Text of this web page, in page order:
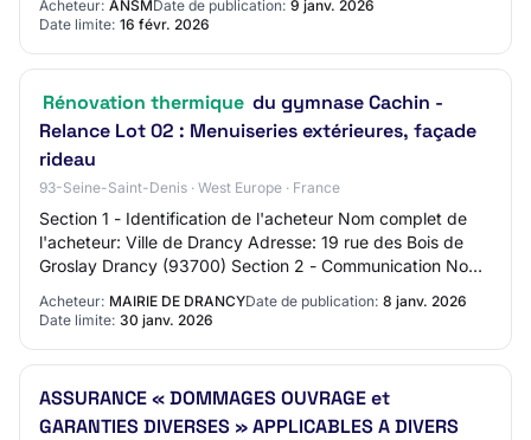
Acheteur: ANSMDate de publication: 9 janv. 2026
Date limite: 16 févr. 2026
Rénovation thermique du gymnase Cachin -
Relance Lot 02 : Menuiseries extérieures, façade
rideau
93-Seine-Saint-Denis · West Europe · France
Section 1 - Identification de l'acheteur Nom complet de
l'acheteur: Ville de Drancy Adresse: 19 rue des Bois de
Groslay Drancy (93700) Section 2 - Communication Nom
Acheteur: MAIRIE DE DRANCYDate de publication: 8 janv. 2026
Date limite: 30 janv. 2026
ASSURANCE « DOMMAGES OUVRAGE et
GARANTIES DIVERSES » APPLICABLES A DIVERS